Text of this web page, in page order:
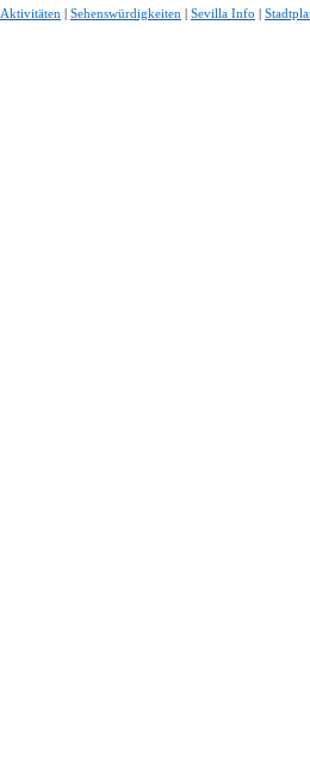
Aktivitäten Sehenswürdigkeiten Sevilla Info